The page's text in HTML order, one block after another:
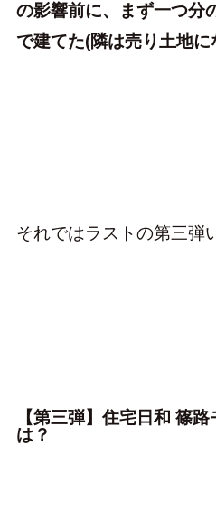
の影響前に、まず一つ分
で建てた(隣は売り土地に
それではラストの第三弾
【第三弾】住宅日和 篠
は？